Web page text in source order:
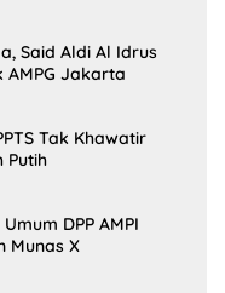
Said Aldi Al Idrus
AMPG Jakarta
Tak Khawatir
Putih
DPP AMPI
Munas X